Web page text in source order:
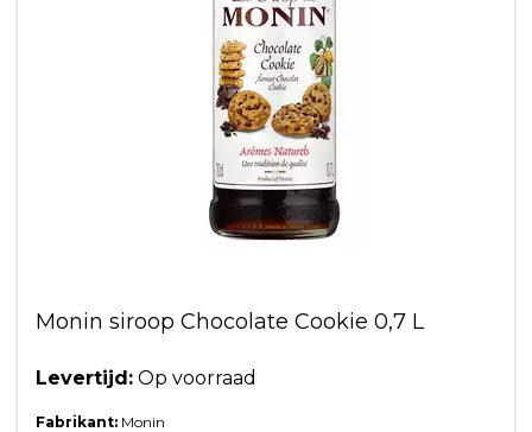
Monin siroop Chocolate Cookie 0,7 L
Levertijd: Op voorraad
Fabrikant: Monin